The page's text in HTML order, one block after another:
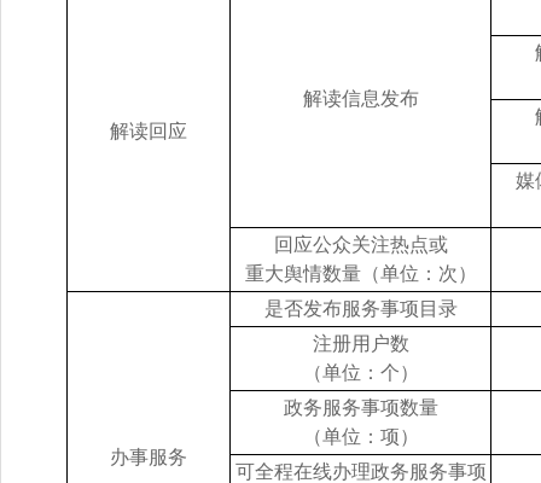
解读回应
解读信息发布
媒
回应公众关注热点或
重大舆情数量（单位：次）
办事服务
是否发布服务事项目录
注册用户数
（单位：个）
政务服务事项数量
（单位：项）
可全程在线办理政务服务事项